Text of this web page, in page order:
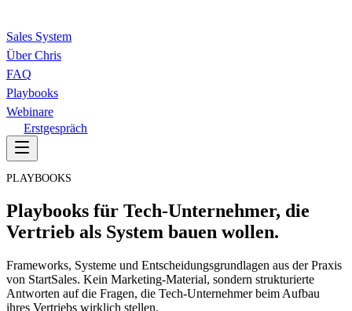
Sales System
Über Chris
FAQ
Playbooks
Webinare
Erstgespräch
PLAYBOOKS
Playbooks für Tech-Unternehmer, die
Vertrieb als System bauen wollen.
Frameworks, Systeme und Entscheidungsgrundlagen aus der Praxis
von StartSales. Kein Marketing-Material, sondern strukturierte
Antworten auf die Fragen, die Tech-Unternehmer beim Aufbau
ihres Vertriebs wirklich stellen.